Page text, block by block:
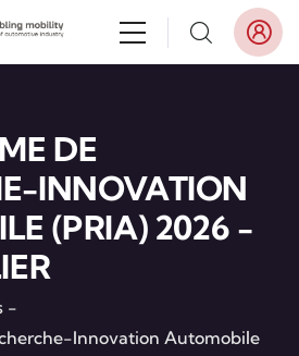
DE
INNOVATION
(PRIA) 2026 -
-
Innovation Automobile